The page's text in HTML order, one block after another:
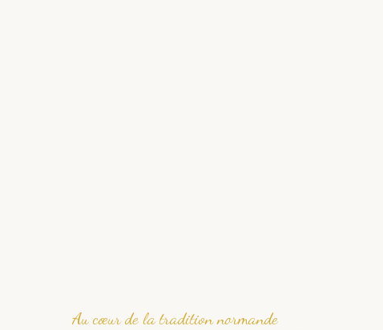
Au cœur de la tradition normande